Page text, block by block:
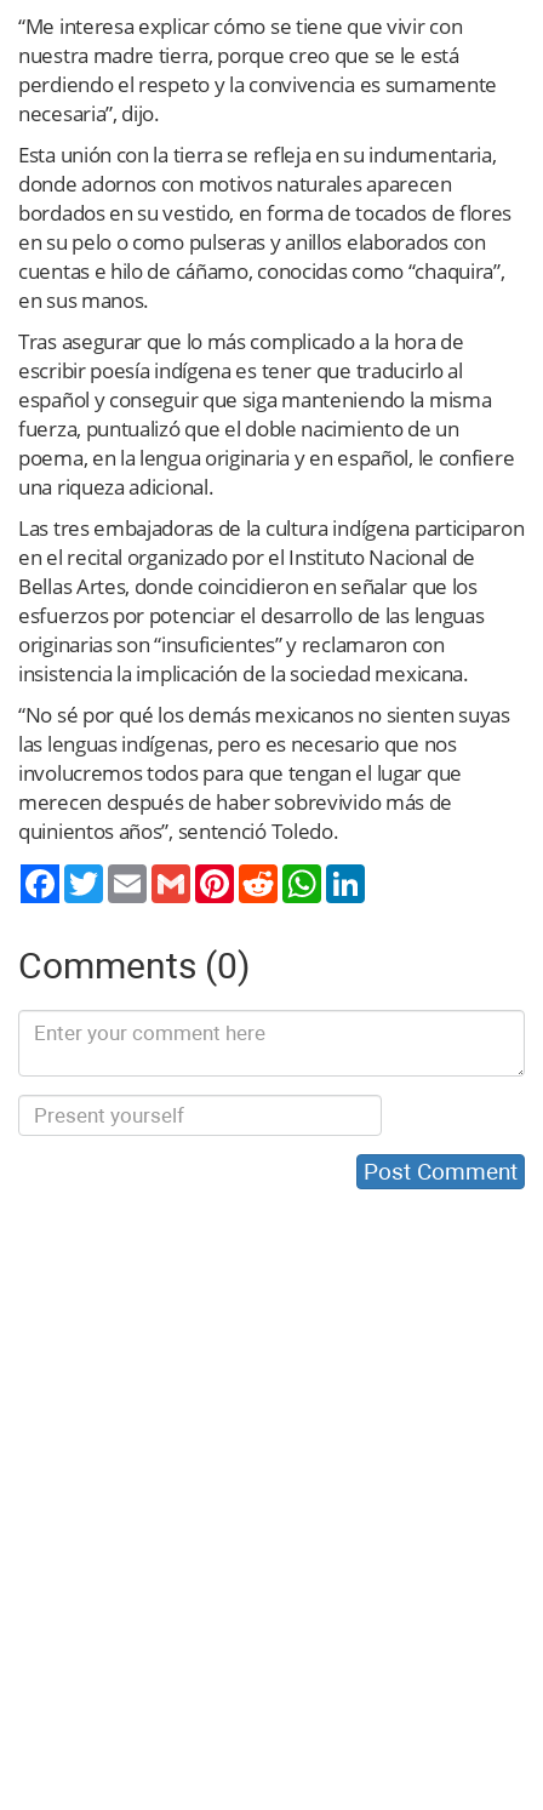
“Me interesa explicar cómo se tiene que vivir con
nuestra madre tierra, porque creo que se le está
perdiendo el respeto y la convivencia es sumamente
necesaria”, dijo.
Esta unión con la tierra se refleja en su indumentaria,
donde adornos con motivos naturales aparecen
bordados en su vestido, en forma de tocados de flores
en su pelo o como pulseras y anillos elaborados con
cuentas e hilo de cáñamo, conocidas como “chaquira”,
en sus manos.
Tras asegurar que lo más complicado a la hora de
escribir poesía indígena es tener que traducirlo al
español y conseguir que siga manteniendo la misma
fuerza, puntualizó que el doble nacimiento de un
poema, en la lengua originaria y en español, le confiere
una riqueza adicional.
Las tres embajadoras de la cultura indígena participaron
en el recital organizado por el Instituto Nacional de
Bellas Artes, donde coincidieron en señalar que los
esfuerzos por potenciar el desarrollo de las lenguas
originarias son “insuficientes” y reclamaron con
insistencia la implicación de la sociedad mexicana.
“No sé por qué los demás mexicanos no sienten suyas
las lenguas indígenas, pero es necesario que nos
involucremos todos para que tengan el lugar que
merecen después de haber sobrevivido más de
quinientos años”, sentenció Toledo.
TwitterEmail Gmail PinterestReddit WhatsApp
Comments (0)